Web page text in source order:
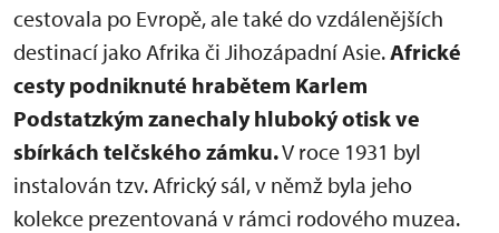
cestovala po Evropě, ale také do vzdálenějších
destinací jako Afrika či Jihozápadní Asie.Africké
cesty podniknuté hrabětem Karlem
Podstatzkým zanechaly hluboký otisk ve
sbírkách telčského zámku.V roce 1931 byl
instalován tzv. Africký sál, v němž byla jeho
kolekce prezentovaná v rámci rodového muzea.